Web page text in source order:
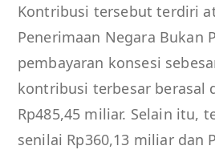
Kontribusi tersebut terdiri
Penerimaan Negara Bukan
pembayaran konsesi
kontribusi terbesar berasal
Rp485,45 miliar. Selain itu,
senilai Rp360,13 miliar dan